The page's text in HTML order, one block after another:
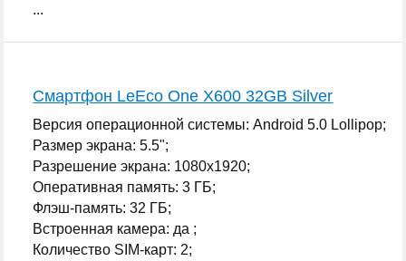
...
Смартфон LeEco One X600 32GB Silver
Версия операционной системы: Android 5.0 Lollipop;
Размер экрана: 5.5";
Разрешение экрана: 1080x1920;
Оперативная память: 3 ГБ;
Флэш-память: 32 ГБ;
Встроенная камера: да ;
Количество SIM-карт: 2;